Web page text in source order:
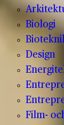
Biologi
Design
Film-